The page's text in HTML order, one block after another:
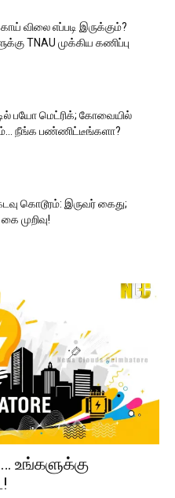
விலை எப்படி இருக்கும்?
TNAU முக்கிய கணிப்பு
பயோ மெட்ரிக்; கோவையில்
நீங்க பண்ணிட்டீங்களா?
கொடூரம்: இருவர் கைது;
முறிவு!
உங்களுக்கு